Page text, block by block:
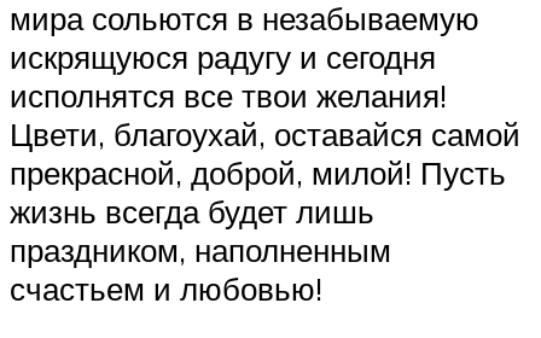
мира сольются в незабываемую
искрящуюся радугу и сегодня
исполнятся все твои желания!
Цвети, благоухай, оставайся самой
прекрасной, доброй, милой! Пусть
жизнь всегда будет лишь
праздником, наполненным
счастьем и любовью!